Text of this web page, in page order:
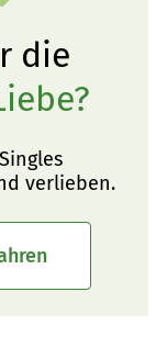
die
verlieben.